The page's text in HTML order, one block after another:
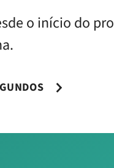
o início do